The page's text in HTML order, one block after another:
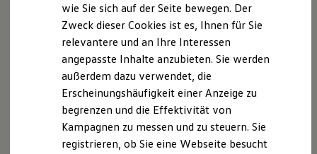
Digitales Bordbuch
Fahrerassistenz- und Sicherheitssysteme
Kontrollleuchten
Batterieverordnung
XTL-Dieselkraftstoff
Ersatzteile und Betriebsflüssigkeiten
Original Zubehör und Lifestyle Produkte
myVolkswagen
myVolkswagen Business
Elektrisch & Autonom
Datenschutzerklärung
A. Verantwortlicher
Wir freuen uns, dass Sie unsere Webseite der
Autohaus Lampa Spelle GmbH, Rheiner Str. 64, 48480
eva@lampa.de besuchen. Im Folgenden
informieren wir Sie über die Verarbeitung Ihrer
personenbezogenen Daten durch uns im
wie Sie sich auf der Seite bewegen. Der
Zweck dieser Cookies ist es, Ihnen für Sie
relevantere und an Ihre Interessen
angepasste Inhalte anzubieten. Sie werden
außerdem dazu verwendet, die
Erscheinungshäufigkeit einer Anzeige zu
begrenzen und die Effektivität von
Kampagnen zu messen und zu steuern. Sie
registrieren, ob Sie eine Webseite besucht